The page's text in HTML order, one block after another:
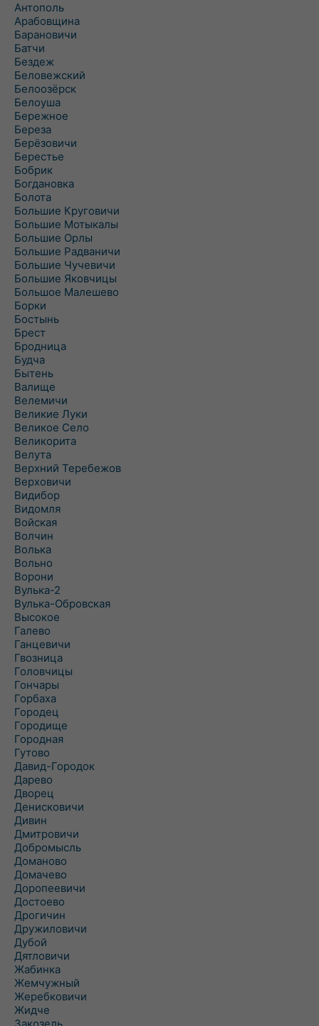
Антополь
Арабовщина
Барановичи
Батчи
Бездеж
Беловежский
Белоозёрск
Белоуша
Бережное
Береза
Берёзовичи
Берестье
Бобрик
Богдановка
Болота
Большие Круговичи
Большие Мотыкалы
Большие Орлы
Большие Радваничи
Большие Чучевичи
Большие Яковчицы
Большое Малешево
Борки
Бостынь
Брест
Бродница
Будча
Бытень
Валище
Велемичи
Великие Луки
Великое Село
Великорита
Велута
Верхний Теребежов
Верховичи
Видибор
Видомля
Войская
Волчин
Волька
Вольно
Ворони
Вулька-2
Вулька-Обровская
Высокое
Галево
Ганцевичи
Гвозница
Головчицы
Гончары
Горбаха
Городец
Городище
Городная
Гутово
Давид-Городок
Дарево
Дворец
Денисковичи
Дивин
Дмитровичи
Добромысль
Доманово
Домачево
Доропеевичи
Достоево
Дрогичин
Дружиловичи
Дубой
Дятловичи
Жабинка
Жемчужный
Жеребковичи
Жидче